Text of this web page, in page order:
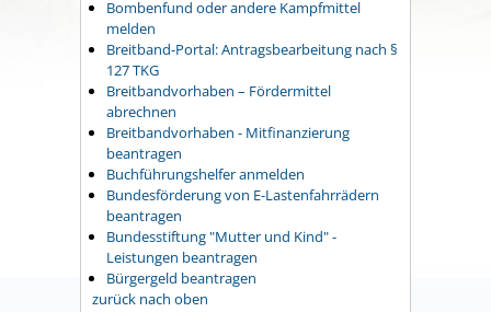
Bombenfund oder andere Kampfmittel
melden
Breitband-Portal: Antragsbearbeitung nach §
127 TKG
Breitbandvorhaben – Fördermittel
abrechnen
Breitbandvorhaben - Mitfinanzierung
beantragen
Buchführungshelfer anmelden
Bundesförderung von E-Lastenfahrrädern
beantragen
Bundesstiftung "Mutter und Kind" -
Leistungen beantragen
Bürgergeld beantragen
zurück nach oben